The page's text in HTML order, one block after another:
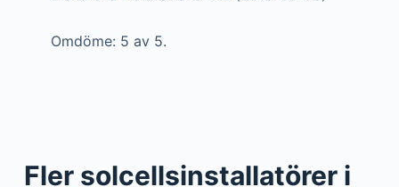
Omdöme: 5 av 5.
Fler solcellsinstallatörer i